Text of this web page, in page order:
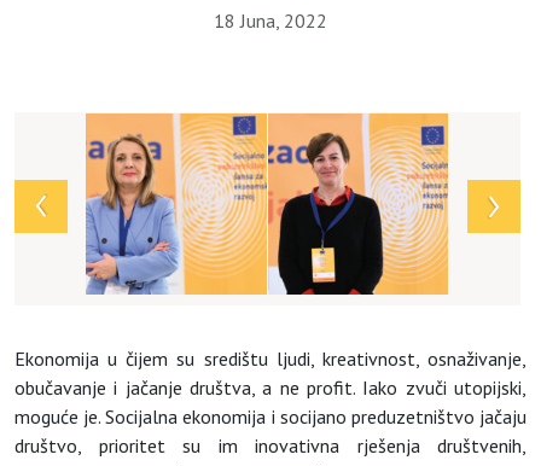
18 Juna, 2022
Ekonomija u čijem su središtu ljudi, kreativnost, osnaživanje,
obučavanje i jačanje društva, a ne profit. Iako zvuči utopijski,
moguće je. Socijalna ekonomija i socijano preduzetništvo jačaju
društvo, prioritet su im inovativna rješenja društvenih,